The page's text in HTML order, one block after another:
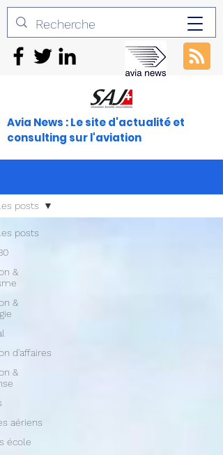
Avia News : Le site d'actualité et
consulting sur l'aviation
posts
&
&
d'affaires
&
aériens
école
posts